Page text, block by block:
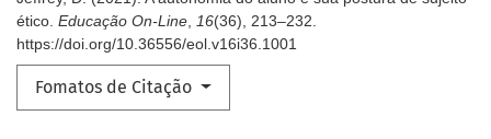
ético. Educação On-Line, 16(36), 213–232.
https://doi.org/10.36556/eol.v16i36.1001
Fomatos de Citação